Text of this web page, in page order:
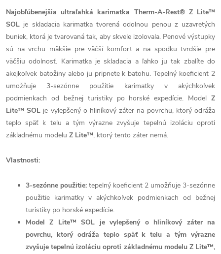
Najobľúbenejšia ultraľahká karimatka Therm-A-Rest® Z Lite™
SOL je skladacia karimatka tvorená odolnou penou z uzavretých
buniek, ktorá je tvarovaná tak, aby skvele izolovala. Penové výstupky
sú na vrchu mäkšie pre väčší komfort a na spodku tvrdšie pre
väčšiu odolnosť. Karimatka je skladacia a ľahko ju tak zbalíte do
akejkoľvek batožiny alebo ju pripnete k batohu. Tepelný koeficient 2
umožňuje 3-sezónne použitie karimatky v akýchkoľvek
podmienkach od bežnej turistiky po horské expedície. Model Z
Lite™ SOL je vylepšený o hliníkový záter na povrchu, ktorý odráža
teplo späť k telu a tým výrazne zvyšuje tepelnú izoláciu oproti
základnému modelu Z Lite™, ktorý tento záter nemá.
Vlastnosti:
3-sezónne použitie: tepelný koeficient 2 umožňuje 3-sezónne
použitie karimatky v akýchkoľvek podmienkach od bežnej
turistiky po horské expedície.
Model Z Lite™ SOL je vylepšený o hliníkový záter na
povrchu, ktorý odráža teplo späť k telu a tým výrazne
zvyšuje tepelnú izoláciu oproti základnému modelu Z Lite™,